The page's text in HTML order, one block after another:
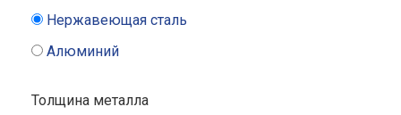
Нержавеющая сталь
Алюминий
Толщина металла